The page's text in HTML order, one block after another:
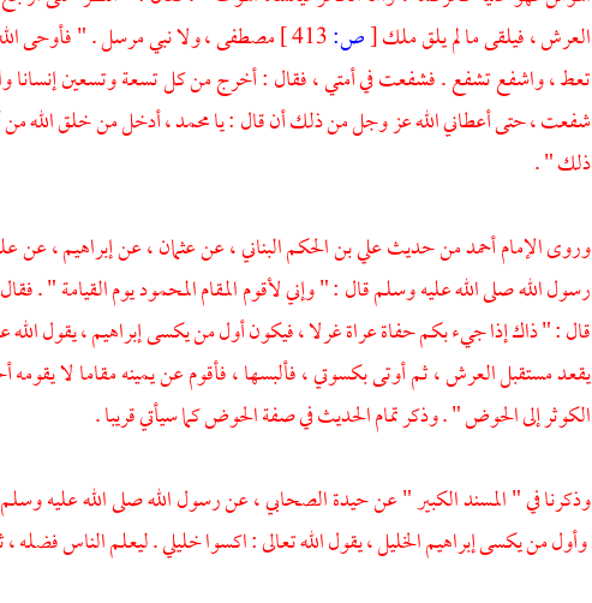
العرش ، فيلقى ما لم يلق ملك[ص:
مصطفى ، ولا نبي مرسل . " فأوحى
تعط ، واشفع تشفع . فشفعت في أمتي ، فقال : أخرج من كل تسعة وتسعين إنسانا
شفعت ، حتى أعطاني الله عز وجل من ذلك أن قال : يا محمد ، أدخل من خلق الله من
ذلك " .
وروى الإمام أحمد من حديث علي بن الحكم البناني ، عن عثمان ، عن إبراهيم ، عن
رسول الله صلى الله عليه وسلم قال : " وإني لأقوم المقام المحمود يوم القيامة " .
قال : " ذاك إذا جيء بكم حفاة عراة غرلا ، فيكون أول من يكسى إبراهيم ، يقول الله
يقعد مستقبل العرش ، ثم أوتى بكسوتي ، فألبسها ، فأقوم عن يمينه مقاما لا
الكوثر إلى الحوض " . وذكر تمام الحديث في صفة الحوض كما سيأتي قريبا .
وذكرنا في " المسند الكبير " عن حيدة الصحابي ، عن رسول الله صلى الله عليه وسلم
وأول من يكسى إبراهيم الخليل ، يقول الله تعالى : اكسوا خليلي . ليعلم الناس